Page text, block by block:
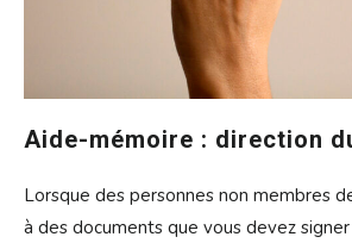
Aide-mémoire : direction
Lorsque des personnes non membres
à des documents que vous devez